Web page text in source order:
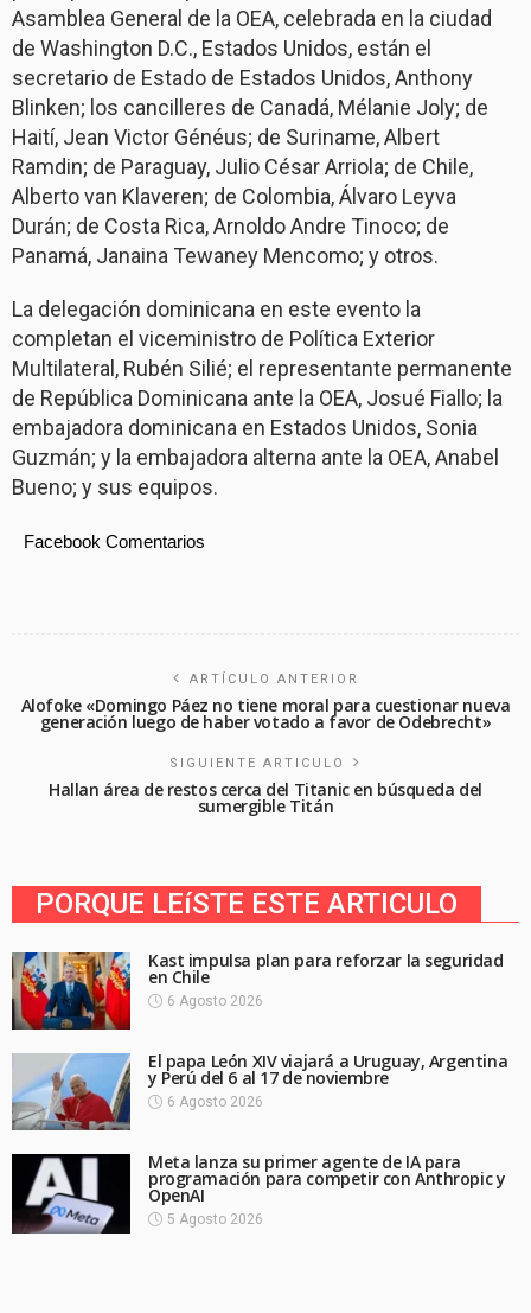
Asamblea General de la OEA, celebrada en la ciudad
de Washington D.C., Estados Unidos, están el
secretario de Estado de Estados Unidos, Anthony
Blinken; los cancilleres de Canadá, Mélanie Joly; de
Haití, Jean Victor Généus; de Suriname, Albert
Ramdin; de Paraguay, Julio César Arriola; de Chile,
Alberto van Klaveren; de Colombia, Álvaro Leyva
Durán; de Costa Rica, Arnoldo Andre Tinoco; de
Panamá, Janaina Tewaney Mencomo; y otros.
La delegación dominicana en este evento la
completan el viceministro de Política Exterior
Multilateral, Rubén Silié; el representante permanente
de República Dominicana ante la OEA, Josué Fiallo; la
embajadora dominicana en Estados Unidos, Sonia
Guzmán; y la embajadora alterna ante la OEA, Anabel
Bueno; y sus equipos.
Facebook Comentarios
ARTÍCULO ANTERIOR
Alofoke «Domingo Páez no tiene moral para cuestionar nueva
generación luego de haber votado a favor de Odebrecht»
SIGUIENTE ARTICULO
Hallan área de restos cerca del Titanic en búsqueda del
sumergible Titán
PORQUE LEíSTE ESTE ARTICULO
Kast impulsa plan para reforzar la seguridad
en Chile
6 Agosto 2026
El papa León XIV viajará a Uruguay, Argentina
y Perú del 6 al 17 de noviembre
6 Agosto 2026
Meta lanza su primer agente de IA para
programación para competir con Anthropic y
OpenAI
5 Agosto 2026